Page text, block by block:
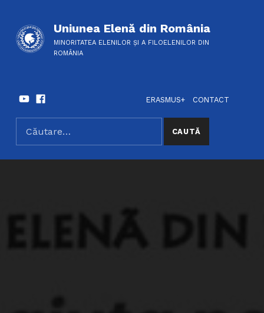
Uniunea Elenă din România
MINORITATEA ELENILOR ȘI A FILOELENILOR DIN
ROMÂNIA
SOCIAL LINKS
YoutubeFacebook
ERASMUS+
CONTACT
SEARCH THE SITE
Caută după: